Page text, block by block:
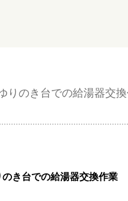
りのき台での給湯器交
のき台での給湯器交換作業